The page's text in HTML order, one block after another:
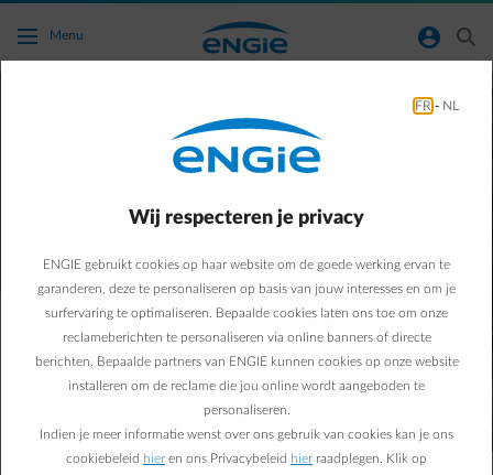
Ga naar de hoofdinhoud
Menu normal-account-circle search
Alles wat je over 'Je verbruik'
moet weten
FR - NL
Wij respecteren je privacy
ENGIE gebruikt cookies op haar website om de goede werking ervan te
garanderen, deze te personaliseren op basis van jouw interesses en om je
surfervaring te optimaliseren. Bepaalde cookies laten ons toe om onze
reclameberichten te personaliseren via online banners of directe
berichten. Bepaalde partners van ENGIE kunnen cookies op onze website
installeren om de reclame die jou online wordt aangeboden te
personaliseren.
Indien je meer informatie wenst over ons gebruik van cookies kan je ons
cookiebeleid hier en ons Privacybeleid hier raadplegen. Klik op